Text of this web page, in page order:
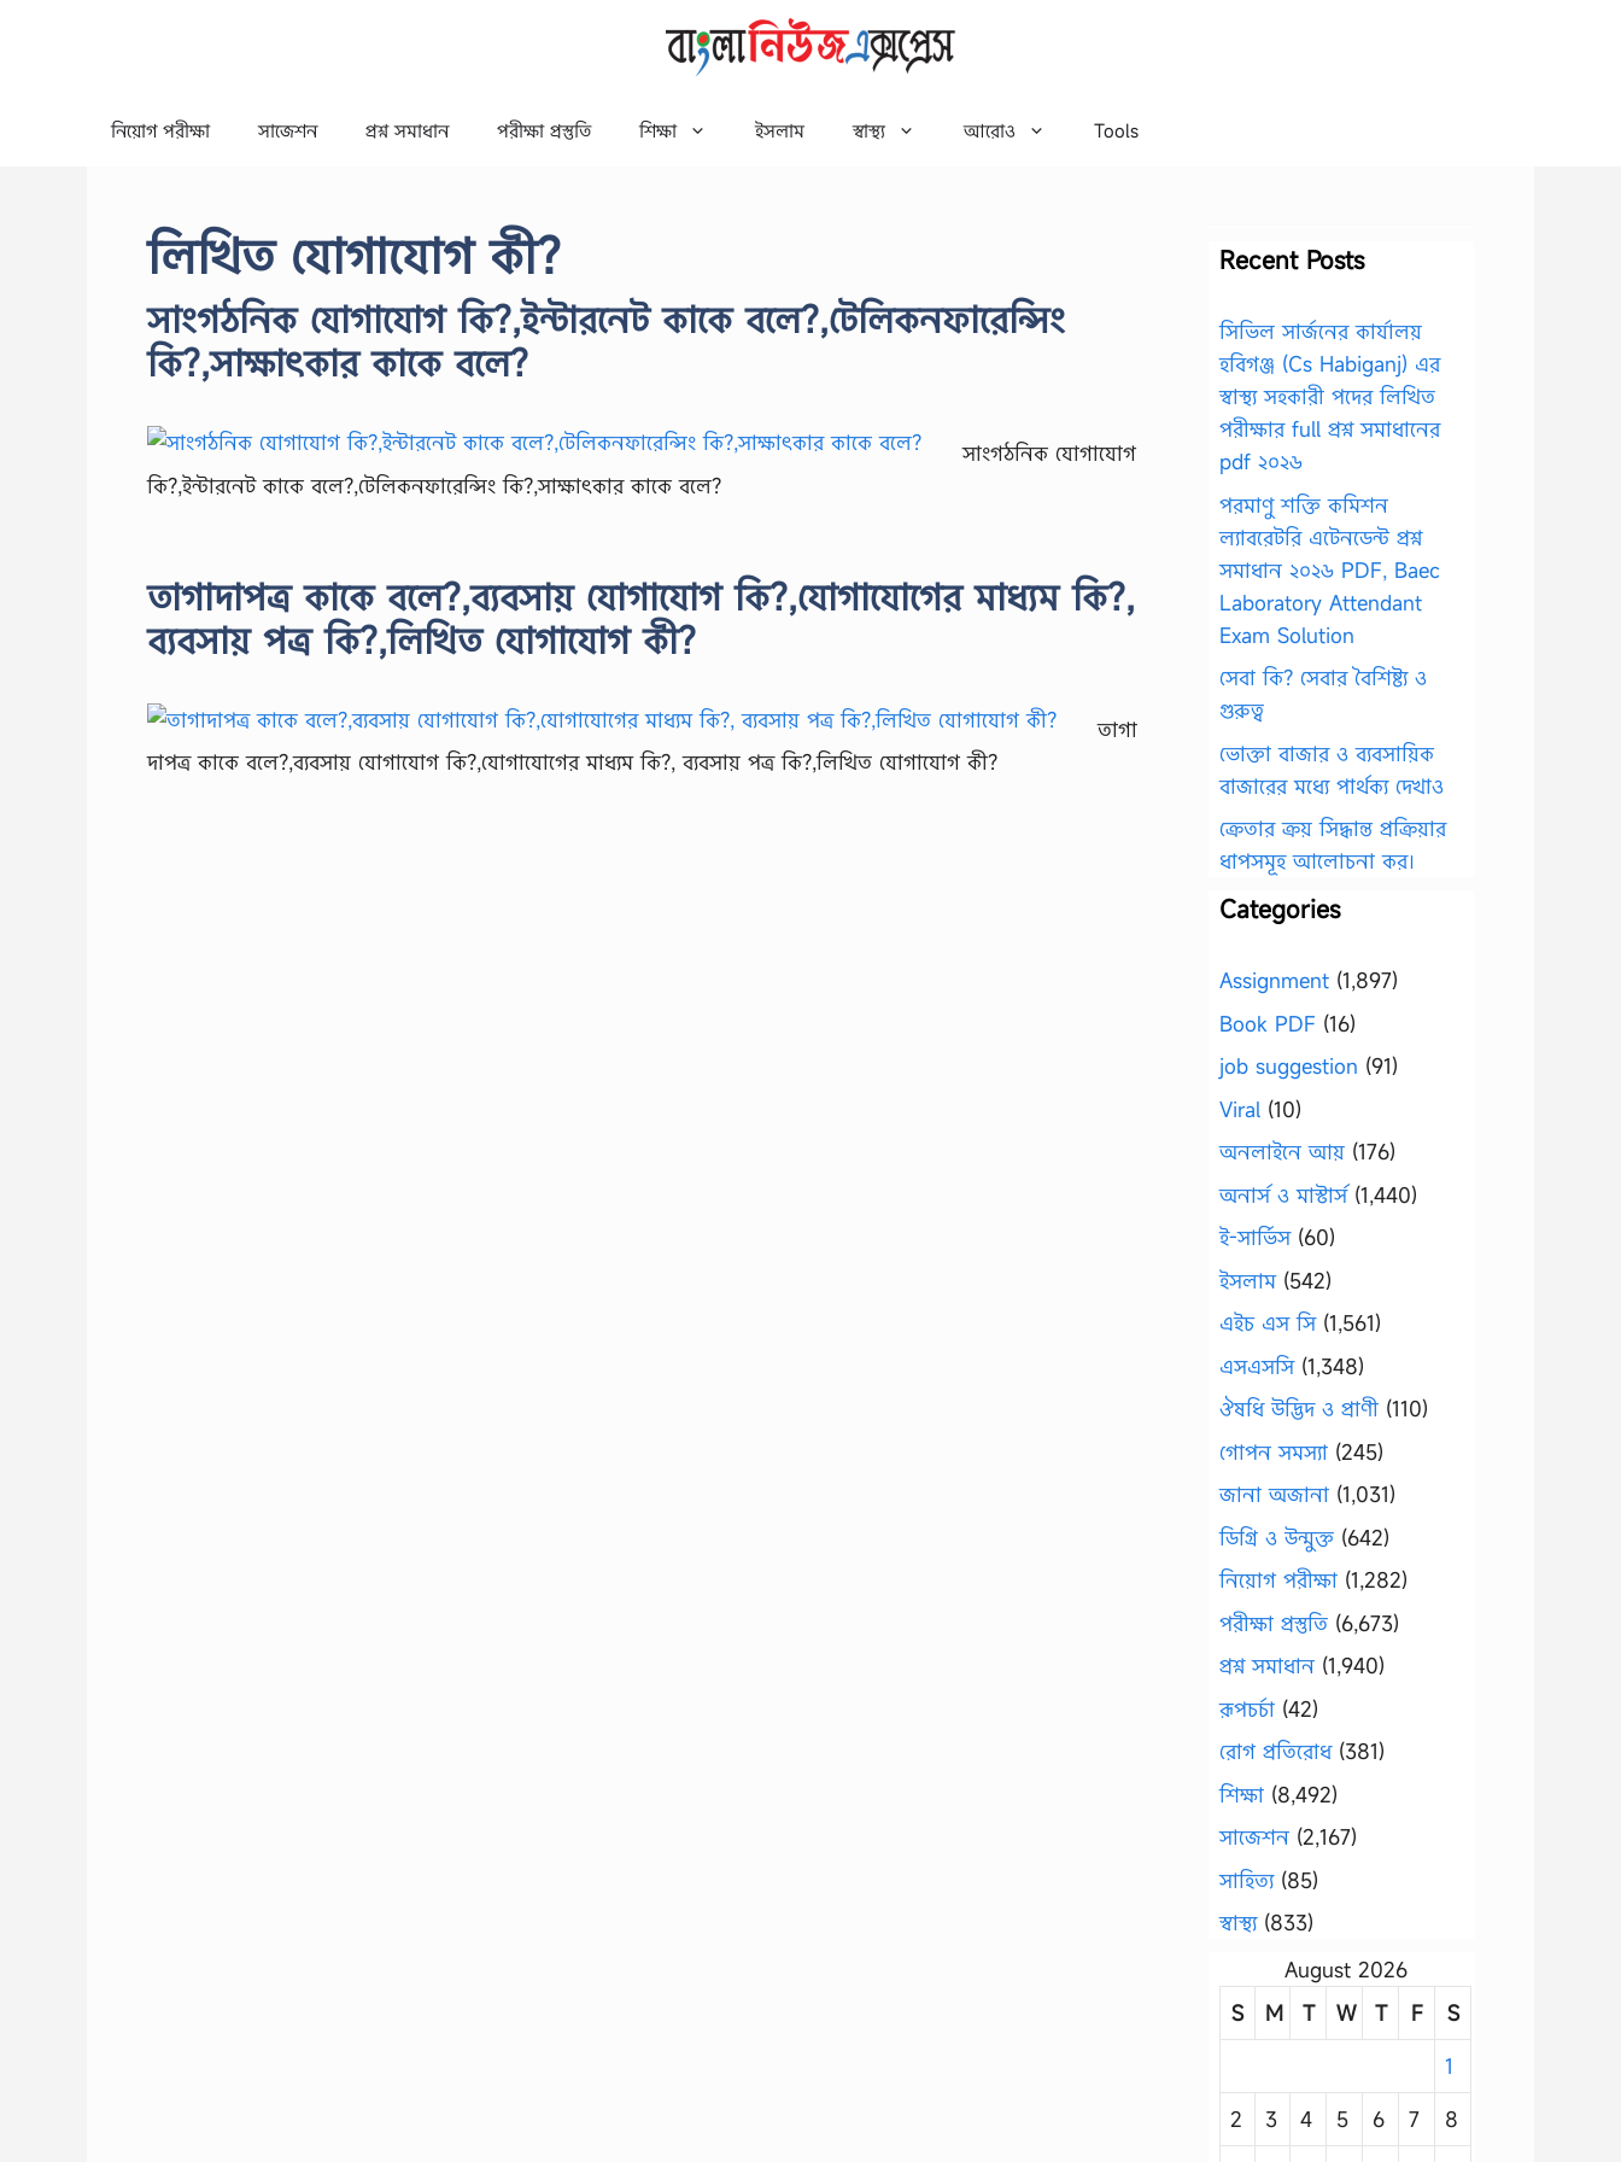
নিয়োগ পরীক্ষা সাজেশন প্রশ্ন সমাধান পরীক্ষা প্রস্তুতি শিক্ষা ইসলাম স্বাস্থ্য আরোও Tools
লিখিত যোগাযোগ কী?
সাংগঠনিক যোগাযোগ কি?,ইন্টারনেট কাকে বলে?,টেলিকনফারেন্সিং
কি?,সাক্ষাৎকার কাকে বলে?
সাংগঠনিক যোগাযোগ
কি?,ইন্টারনেট কাকে বলে?,টেলিকনফারেন্সিং কি?,সাক্ষাৎকার কাকে বলে?
তাগাদাপত্র কাকে বলে?,ব্যবসায় যোগাযোগ কি?,যোগাযোগের মাধ্যম কি?,
ব্যবসায় পত্র কি?,লিখিত যোগাযোগ কী?
তাগা
দাপত্র কাকে বলে?,ব্যবসায় যোগাযোগ কি?,যোগাযোগের মাধ্যম কি?, ব্যবসায় পত্র কি?,লিখিত যোগাযোগ কী?
Recent Posts
সিভিল সার্জনের কার্যালয়
হবিগঞ্জ (Cs Habiganj) এর
স্বাস্থ্য সহকারী পদের লিখিত
পরীক্ষার full প্রশ্ন সমাধানের
pdf ২০২৬
পরমাণু শক্তি কমিশন
ল্যাবরেটরি এটেনডেন্ট প্রশ্ন
সমাধান ২০২৬ PDF, Baec
Laboratory Attendant
Exam Solution
সেবা কি? সেবার বৈশিষ্ট্য ও
গুরুত্ব
ভোক্তা বাজার ও ব্যবসায়িক
বাজারের মধ্যে পার্থক্য দেখাও
ক্রেতার ক্রয় সিদ্ধান্ত প্রক্রিয়ার
ধাপসমূহ আলোচনা কর।
Categories
Assignment (1,897)
Book PDF (16)
job suggestion (91)
Viral (10)
অনলাইনে আয় (176)
অনার্স ও মাস্টার্স(1,440)
ই-সার্ভিস(60)
ইসলাম(542)
এইচ এস সি(1,561)
এসএসসি(1,348)
ঔষধি উদ্ভিদ ও প্রাণী (110)
গোপন সমস্যা (245)
জানা অজানা (1,031)
ডিগ্রি ও উন্মুক্ত (642)
নিয়োগ পরীক্ষা (1,282)
পরীক্ষা প্রস্তুতি (6,673)
প্রশ্ন সমাধান (1,940)
রূপচর্চা (42)
রোগ প্রতিরোধ(381)
শিক্ষা (8,492)
সাজেশন (2,167)
সাহিত্য(85)
স্বাস্থ্য(833)
August 2026
S
M T W T F
S
1
2
3 4 5 6 7
8